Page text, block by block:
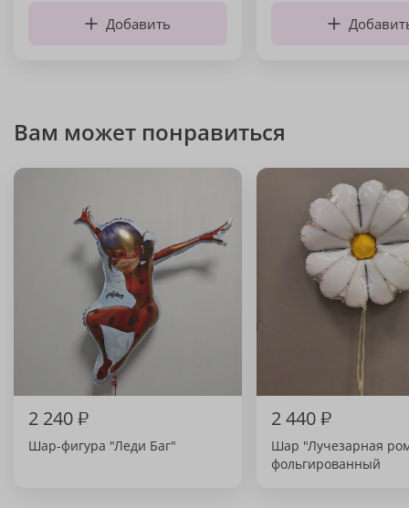
Добавить
Вам может понравиться
2 240₽
Шар-фигура "Леди Баг"
2 440₽
Шар "Лучезарная
фольгированный